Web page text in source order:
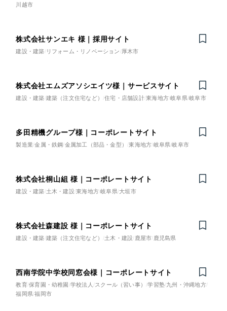
ブランドサイト・サービスサイト
（43件）
ポータルサイト・メディアサイト （39件）
キャンペーン・プロモーションサイト （12件）
ブランディング（ロゴ・印刷物） （90件）
お客様インタビュー
不動産
その他サービス業
NPO・一般社団法人
人材サービス
色
グレー・黒色
川越市
株式会社サンエキ 様｜採用サイト
建設・建築 リフォーム・リノベーション 厚木市
株式会社エムズアソシエイツ様｜サービスサイト
建設・建築 建築（注文住宅など） 住宅・店舗設計 東海地方 岐阜県 岐阜市
多田精機グループ様｜コーポレートサイト
製造業 金属・鉄鋼 金属加工（部品・金型） 東海地方 岐阜県 岐阜市
株式会社桐山組 様｜コーポレートサイト
建設・建築 土木・建設 東海地方 岐阜県 大垣市
株式会社森建設 様｜コーポレートサイト
建設・建築 建築（注文住宅など） 土木・建設 鹿屋市 鹿児島県
西南学院中学校同窓会様｜コーポレートサイト
教育 保育園・幼稚園 学校法人 スクール（習い事） 学習塾 九州・沖縄地方
福岡県 福岡市